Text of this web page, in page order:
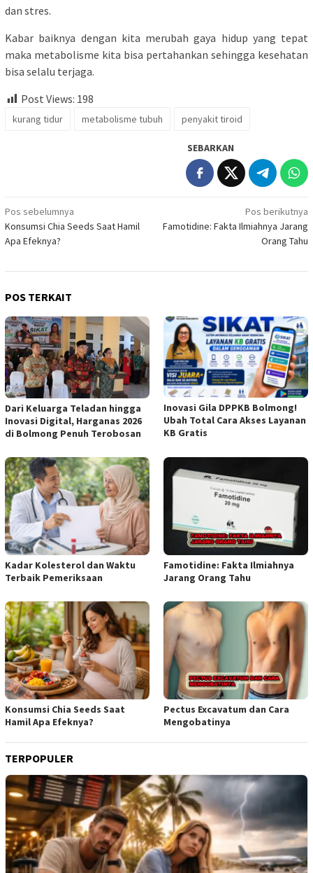
dan stres.
Kabar baiknya dengan kita merubah gaya hidup yang tepat
maka metabolisme kita bisa pertahankan sehingga kesehatan
bisa selalu terjaga.
Post Views: 198
kurang tidur metabolisme tubuh penyakit tiroid
SEBARKAN
Navigasi
pos
Pos sebelumnya
Konsumsi Chia Seeds Saat Hamil
Apa Efeknya?
Pos berikutnya
Famotidine: Fakta Ilmiahnya Jarang
Orang Tahu
POS TERKAIT
Dari Keluarga Teladan hingga
Inovasi Digital, Harganas 2026
di Bolmong Penuh Terobosan
Inovasi Gila DPPKB Bolmong!
Ubah Total Cara Akses Layanan
KB Gratis
Kadar Kolesterol dan Waktu
Terbaik Pemeriksaan
Famotidine: Fakta Ilmiahnya
Jarang Orang Tahu
Konsumsi Chia Seeds Saat
Hamil Apa Efeknya?
Pectus Excavatum dan Cara
Mengobatinya
TERPOPULER